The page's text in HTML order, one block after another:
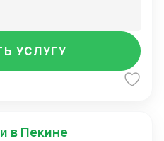
УСЛУГУ
в Пекине